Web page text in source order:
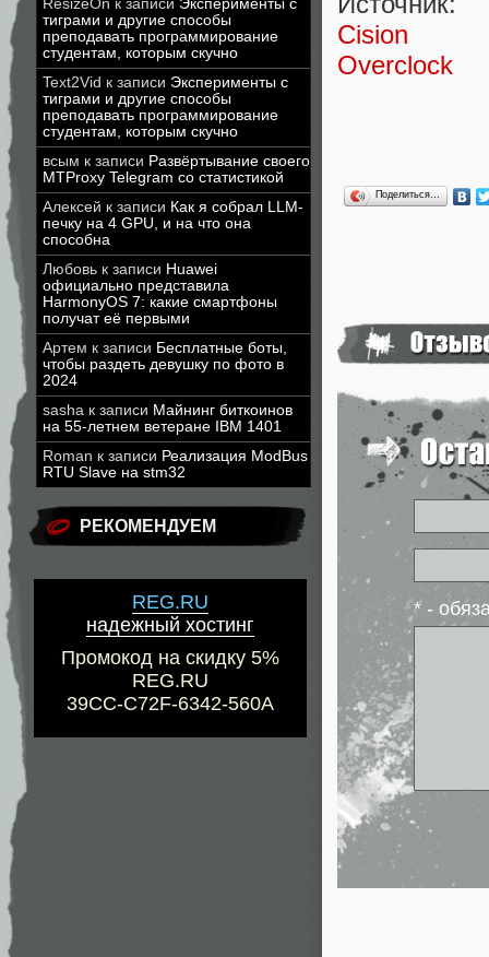
ResizeOn к записи Эксперименты с
тиграми и другие способы
преподавать программирование
студентам, которым скучно
Text2Vid к записи Эксперименты с
тиграми и другие способы
преподавать программирование
студентам, которым скучно
всым к записи Развёртывание своего
MTProxy Telegram со статистикой
Алексей к записи Как я собрал LLM-
печку на 4 GPU, и на что она
способна
Любовь к записи Huawei
официально представила
HarmonyOS 7: какие смартфоны
получат её первыми
Артем к записи Бесплатные боты,
чтобы раздеть девушку по фото в
2024
sasha к записи Майнинг биткоинов
на 55-летнем ветеране IBM 1401
Roman к записи Реализация ModBus
RTU Slave на stm32
РЕКОМЕНДУЕМ
REG.RU
надежный хостинг
Промокод на скидку 5%
REG.RU
39CC-C72F-6342-560A
Cision
Overclock
Поделиться…
* -